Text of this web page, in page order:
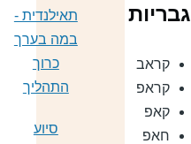
קראב
קראפ
קאפ
חאפ
תאילנדית -
במה בערך
כרוך
התהליך
סיוע